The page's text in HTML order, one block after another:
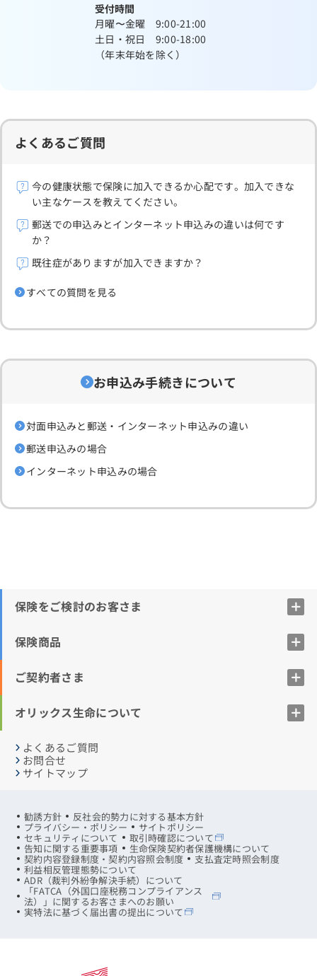
受付時間
月曜〜金曜 9:00-21:00
土日・祝日 9:00-18:00
（年末年始を除く）
よくあるご質問
今の健康状態で保険に加入できるか心配です。加入できな
い主なケースを教えてください。
郵送での申込みとインターネット申込みの違いは何です
か？
既往症がありますが加入できますか？
すべての質問を見る
お申込み手続きについて
対面申込みと郵送・インターネット申込みの違い
郵送申込みの場合
インターネット申込みの場合
保険をご検討のお客さま
保険商品
ご契約者さま
オリックス生命について
よくあるご質問
お問合せ
サイトマップ
勧誘方針 反社会的勢力に対する基本方針
プライバシー・ポリシー サイトポリシー
セキュリティについて 取引時確認について
告知に関する重要事項 生命保険契約者保護機構について
契約内容登録制度・契約内容照会制度 支払査定時照会制度
利益相反管理態勢について
ADR（裁判外紛争解決手続）について
「FATCA（外国口座税務コンプライアンス
法）」に関するお客さまへのお願い
実特法に基づく届出書の提出について